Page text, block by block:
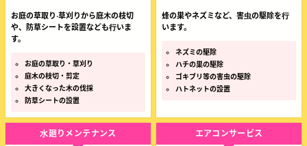
お庭の草取り‧草刈りから庭⽊の枝切
や、防草シートを設置なども⾏いま
す。
お庭の草取り・草刈り
庭木の枝切・剪定
大きくなった木の伐採
防草シートの設置
蜂の巣やネズミなど、害⾍の駆除を⾏
います。
ネズミの駆除
ハチの巣の駆除
ゴキブリ等の害虫の駆除
ハトネットの設置
⽔廻りメンテナンス エアコンサービス